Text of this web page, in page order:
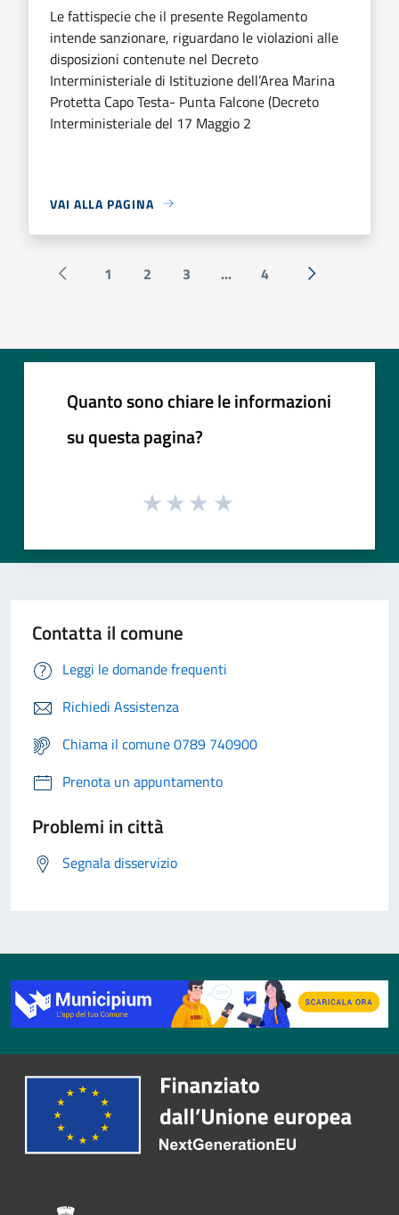
Le fattispecie che il presente Regolamento
intende sanzionare, riguardano le violazioni alle
disposizioni contenute nel Decreto
Interministeriale di Istituzione dell’Area Marina
Protetta Capo Testa- Punta Falcone (Decreto
Interministeriale del 17 Maggio 2
VAI ALLA PAGINA
Pagina precedente
1 2 3 ... 4 Successiva »
Quanto sono chiare le informazioni
su questa pagina?
Contatta il comune
Leggi le domande frequenti
Richiedi Assistenza
Chiama il comune 0789 740900
Prenota un appuntamento
Problemi in città
Segnala disservizio